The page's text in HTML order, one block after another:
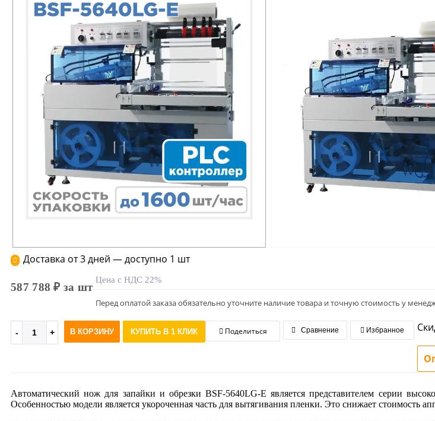
Доставка от 3 дней — доступно 1 шт
587 788 ₽ за шт
Цена с НДС 22%
Перед оплатой заказа обязательно уточните наличие товара и точную стоимость у
В КОРЗИНУ КУПИТЬ В 1 КЛИК Поделиться Сравнение Избранное
Автоматический нож для запайки и обрезки BSF-5640LG-E является представителем серии
Особенностью модели является укороченная часть для вытягивания пленки. Это снижает стоимость